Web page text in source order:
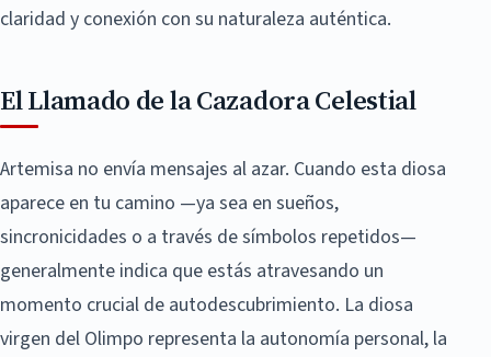
claridad y conexión con su naturaleza auténtica.
El Llamado de la Cazadora Celestial
Artemisa no envía mensajes al azar. Cuando esta diosa
aparece en tu camino —ya sea en sueños,
sincronicidades o a través de símbolos repetidos—
generalmente indica que estás atravesando un
momento crucial de autodescubrimiento. La diosa
virgen del Olimpo representa la autonomía personal, la